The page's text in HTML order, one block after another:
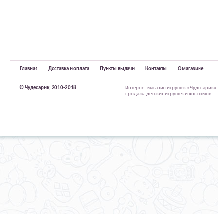
Главная Доставка и оплата Пункты выдачи Контакты О магазине
© Чудесарик, 2010-2018
Интернет-магазин игрушек
продажа детских игрушек и костюмов.